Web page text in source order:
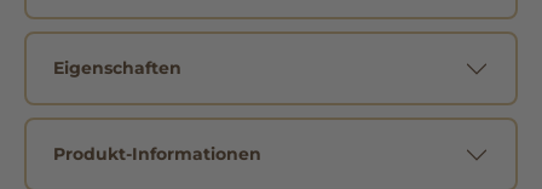
Eigenschaften
Produkt-Informationen